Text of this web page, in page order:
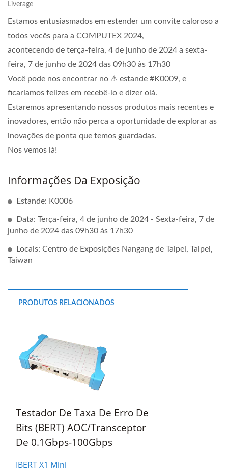
Liverage
Estamos entusiasmados em estender um convite caloroso a
todos vocês para a COMPUTEX 2024,
acontecendo de terça-feira, 4 de junho de 2024 a sexta-
feira, 7 de junho de 2024 das 09h30 às 17h30
Você pode nos encontrar no ⚠ estande #K0009, e
ficaríamos felizes em recebê-lo e dizer olá.
Estaremos apresentando nossos produtos mais recentes e
inovadores, então não perca a oportunidade de explorar as
inovações de ponta que temos guardadas.
Nos vemos lá!
Informações Da Exposição
Estande: K0006
Data: Terça-feira, 4 de junho de 2024 - Sexta-feira, 7 de
junho de 2024 das 09h30 às 17h30
Locais: Centro de Exposições Nangang de Taipei, Taipei,
Taiwan
PRODUTOS RELACIONADOS
Testador De Taxa De Erro De
Bits (BERT) AOC/Transceptor
De 0.1Gbps-100Gbps
IBERT X1 Mini